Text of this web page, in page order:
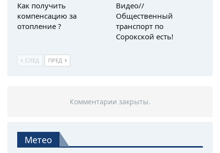
Как получить
компенсацию за
отопление ?
Видео//
Общественный
транспорт по
Сорокской есть!
СЛЕД ПРЕД
Комментарии закрыты.
Метео